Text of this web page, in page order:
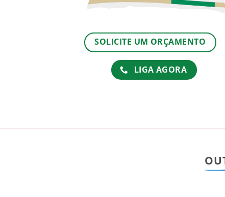
SOLICITE UM ORÇAMENTO
LIGA AGORA